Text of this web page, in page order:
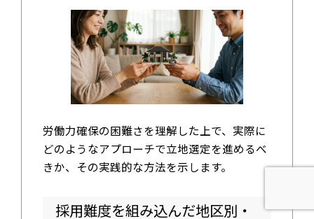
労働力確保の困難さを理解した上で、実際に
どのようなアプローチで立地選定を進めるべ
きか、その実践的な方法を示します。
採用難度を組み込んだ地区別・